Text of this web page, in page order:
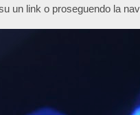
un link o proseguendo la